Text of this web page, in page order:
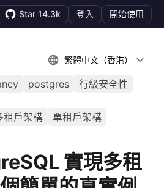
Star 14.3k 登入 開始使用
繁體中文（香港）
postgres 行級安全性
租戶架構 單租戶架構
實現多租